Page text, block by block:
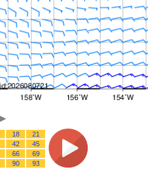
18
21
42
45
66
69
90 93